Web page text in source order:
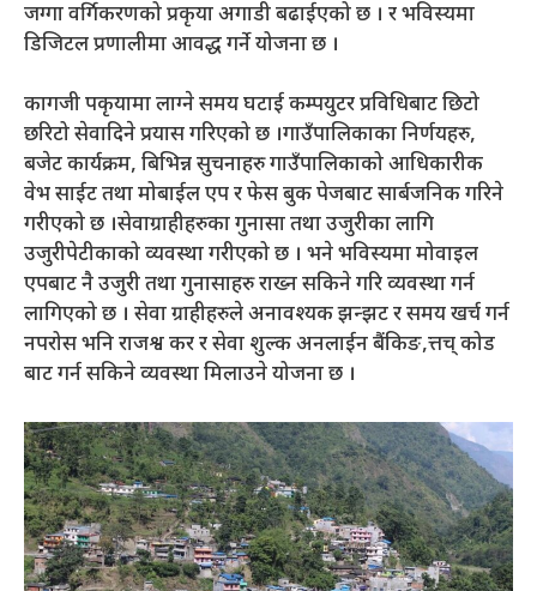
जग्गा वर्गिकरणको प्रकृया अगाडी बढाईएको छ । र भविस्यमा
डिजिटल प्रणालीमा आवद्ध गर्ने योजना छ ।
कागजी पकृयामा लाग्ने समय घटाई कम्पयुटर प्रविधिबाट छिटो
छरिटो सेवादिने प्रयास गरिएको छ ।गाउँपालिकाका निर्णयहरु,
बजेट कार्यक्रम, बिभिन्न सुचनाहरु गाउँपालिकाको आधिकारीक
वेभ साईट तथा मोबाईल एप र फेस बुक पेजबाट सार्बजनिक गरिने
गरीएको छ ।सेवाग्राहीहरुका गुनासा तथा उजुरीका लागि
उजुरीपेटीकाको व्यवस्था गरीएको छ । भने भविस्यमा मोवाइल
एपबाट नै उजुरी तथा गुनासाहरु राख्न सकिने गरि व्यवस्था गर्न
लागिएको छ । सेवा ग्राहीहरुले अनावश्यक झन्झट र समय खर्च गर्न
नपरोस भनि राजश्व कर र सेवा शुल्क अनलाईन बैंकिङ,त्तच् कोड
बाट गर्न सकिने व्यवस्था मिलाउने योजना छ ।